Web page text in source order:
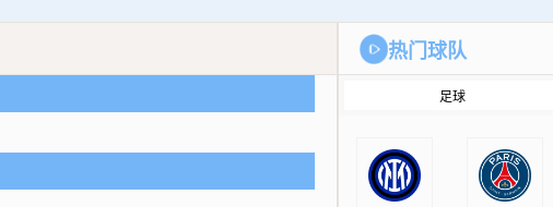
热门球队
足球